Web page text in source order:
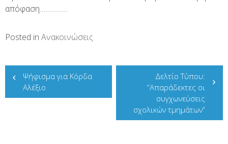
απόφαση……………
Posted in Ανακοινώσεις
Πλοήγηση
άρθρων
Ψήφισμα για Κόρδα
Αλέξιο
Δελτίο Τύπου:
“Απαράδεκτες οι
συγχωνεύσεις
σχολικών τμημάτων”